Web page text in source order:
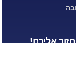
אליכם!